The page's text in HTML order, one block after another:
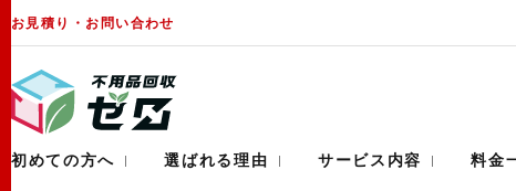
お見積り・お問い合わせ
初めての方へ 選ばれる理由 サービス内容 料金